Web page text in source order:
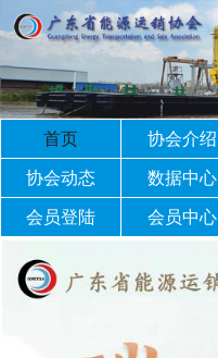
首页 协会介绍
协会动态 数据中心
会员登陆 会员中心